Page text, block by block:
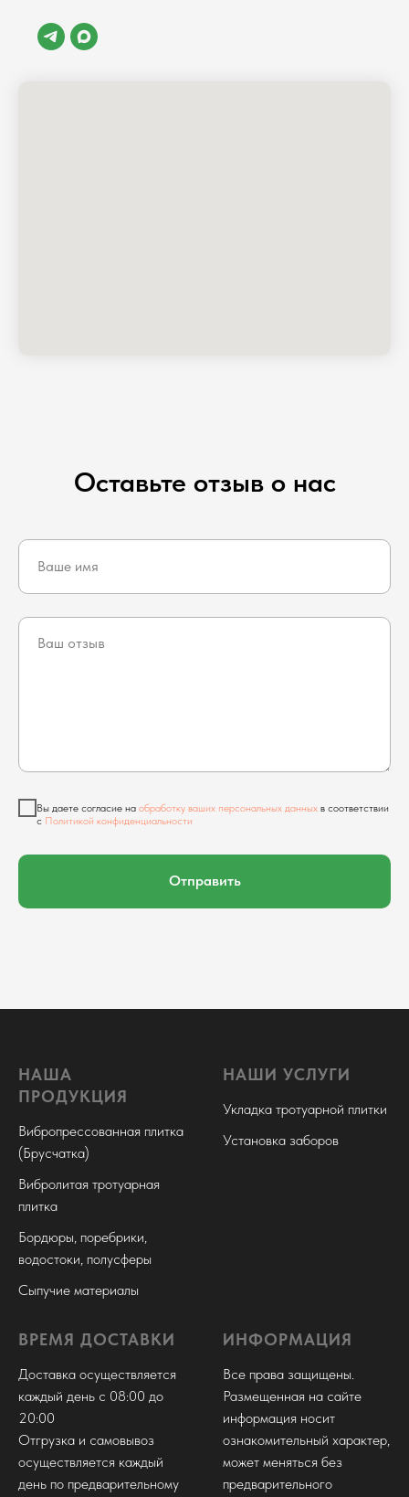
Оставьте отзыв о нас
Вы даете согласие на обработку ваших персональных данных в соответствии
с Политикой конфиденциальности
Отправить
НАША
ПРОДУКЦИЯ
Вибропрессованная плитка
(Брусчатка)
Вибролитая тротуарная
плитка
Бордюры, поребрики,
водостоки, полусферы
Сыпучие материалы
НАШИ УСЛУГИ
Укладка тротуарной плитки
Установка заборов
ВРЕМЯ ДОСТАВКИ
Доставка осуществляется
каждый день с 08:00 до
20:00
Отгрузка и самовывоз
осуществляется каждый
день по предварительному
ИНФОРМАЦИЯ
Все права защищены.
Размещенная на сайте
информация носит
ознакомительный характер,
может меняться без
предварительного